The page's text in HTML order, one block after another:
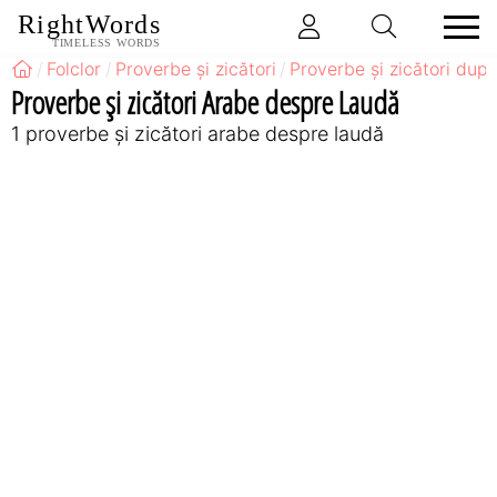
RightWords
TIMELESS WORDS
Folclor Proverbe și zicători Proverbe și zicători
Proverbe și zicători Arabe despre Laudă
1 proverbe și zicători arabe despre laudă